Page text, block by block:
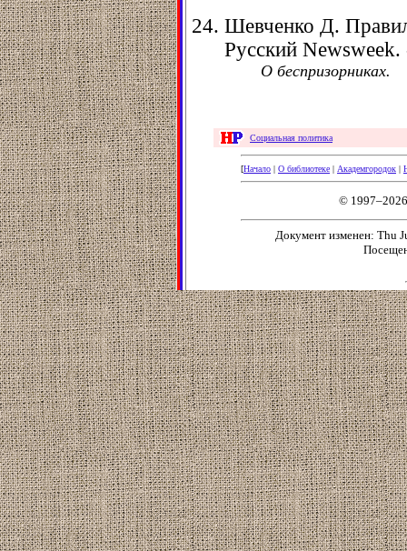
Шевченко Д.
Русский
О беспризорниках.
Социальная политика
[Начало | О библиотеке | Академгородок |
©
Документ изменен: Thu